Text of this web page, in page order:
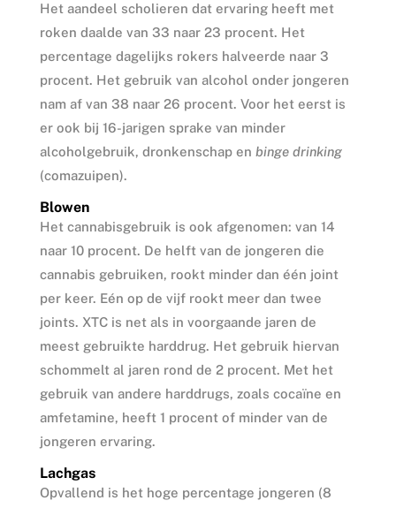
Het aandeel scholieren dat ervaring heeft met
roken daalde van 33 naar 23 procent. Het
percentage dagelijks rokers halveerde naar 3
procent. Het gebruik van alcohol onder jongeren
nam af van 38 naar 26 procent. Voor het eerst is
er ook bij 16-jarigen sprake van minder
alcoholgebruik, dronkenschap en binge drinking
(comazuipen).
Blowen
Het cannabisgebruik is ook afgenomen: van 14
naar 10 procent. De helft van de jongeren die
cannabis gebruiken, rookt minder dan één joint
per keer. Eén op de vijf rookt meer dan twee
joints. XTC is net als in voorgaande jaren de
meest gebruikte harddrug. Het gebruik hiervan
schommelt al jaren rond de 2 procent. Met het
gebruik van andere harddrugs, zoals cocaïne en
amfetamine, heeft 1 procent of minder van de
jongeren ervaring.
Lachgas
Opvallend is het hoge percentage jongeren (8